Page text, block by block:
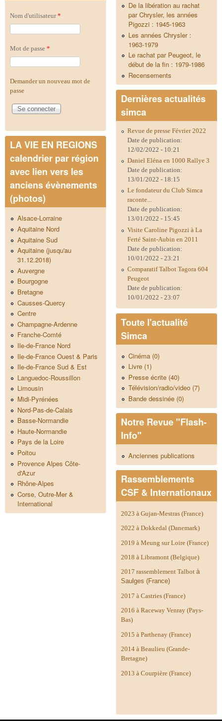
Nom d'utilisateur*
Mot de passe *
Demander un nouveau mot de
passe
LA VIE EN REGIONS
calendrier par région
avec lien vers les
anciens évènements
(photos)
Alsace-Lorraine
Aquitaine Nord
Aquitaine Sud
Aquitaine (jusqu'au
31.12.2018)
Auvergne
Bourgogne
Bretagne
Causses-Quercy
Centre
Champagne-Ardenne
Franche-Comté
Ile-de-France Nord
Ile-de-France Ouest & Paris
Ile-de-France Sud & Est
Languedoc-Roussillon
Limousin
Midi-Pyrénées
Nord-Pas-de-Calais
Basse-Normandie
Haute-Normandie
Pays de la Loire
Poitou
Provence Alpes Côte-
d'Azur
Rhône-Alpes
Corse, Outre-Mer &
International
De la libération au rachat
par Chrysler, les années
Pigozzi : 1945-1963
Les années Chrysler :
1963-1979
Le rachat par Peugeot, le
début de la fin : 1979-1986
Recensements
Dernières actualités
simca
Revue de presse Février 2022
Date de publication:
12/02/2022 - 10:21
Daniel Eléna en 1000 Rallye 3
Date de publication:
13/01/2022 - 18:15
Le fondateur du Club Simca
raconte...
Date de publication:
13/01/2022 - 15:45
Visite Caroline Pigozzi à La
Ferté Saint-Aubin en 2011
Date de publication:
10/01/2022 - 23:21
Comparatif Talbot Tagora 604
Peugeot
Date de publication:
10/01/2022 - 23:07
Toute l'actualité
Simca
Cinéma (0)
Livre (1)
Presse écrite (40)
Télévision/radio/video (7)
Bande dessinée (0)
Notre Revue "Flash-
Info"
Anciennes publications
Rassemblements
CSF & Internationaux
2023 à Gujan-Mestras (France)
2022 à Dokkedal (Danemark)
2019 à Meung sur Loire (France)
2018 à Libramont (Belgique)
2017 rassemblement Talbot à
Saulges (France)
2017 à Castries (France)
2016 à Raceway Venray (Pays-
Bas)
2015 à Parthenay (France)
2014 à Beaulieu (Grande-
Bretagne)
2013 à Courpière (France)